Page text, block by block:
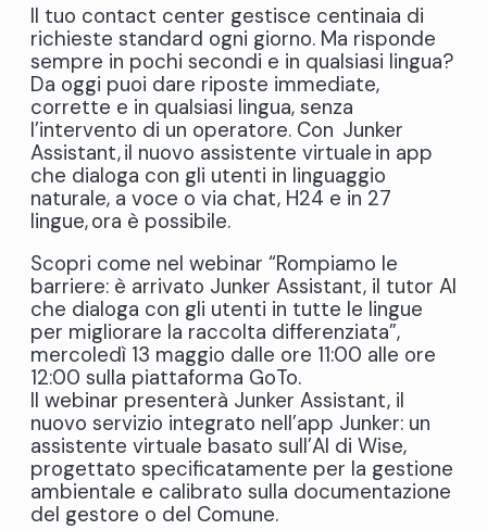
Il tuo contact center gestisce centinaia di
richieste standard ogni giorno. Ma risponde
sempre in pochi secondi e in qualsiasi lingua?
Da oggi puoi dare riposte immediate,
corrette e in qualsiasi lingua, senza
l’intervento di un operatore. Con Junker
Assistant, il nuovo assistente virtuale in app
che dialoga con gli utenti in linguaggio
naturale, a voce o via chat, H24 e in 27
lingue, ora è possibile.
Scopri come nel webinar “Rompiamo le
barriere: è arrivato Junker Assistant, il tutor AI
che dialoga con gli utenti in tutte le lingue
per migliorare la raccolta differenziata”,
mercoledì 13 maggio dalle ore 11:00 alle ore
12:00 sulla piattaforma GoTo.
Il webinar presenterà Junker Assistant, il
nuovo servizio integrato nell’app Junker: un
assistente virtuale basato sull’AI di Wise,
progettato specificatamente per la gestione
ambientale e calibrato sulla documentazione
del gestore o del Comune.